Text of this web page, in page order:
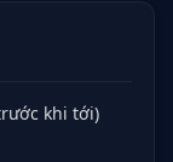
khi tới)